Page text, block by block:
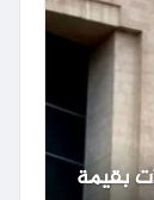
تداولات بقيمة